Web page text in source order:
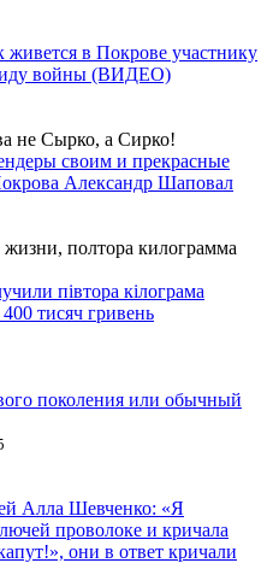
живется в Покрове участнику
войны (ВИДЕО)
не Сырко, а Сирко!
своим и прекрасные
Александр Шаповал
полтора килограмма
півтора кілограма
тисяч гривень
поколения или обычный
Алла Шевченко: «Я
проволоке и кричала
они в ответ кричали